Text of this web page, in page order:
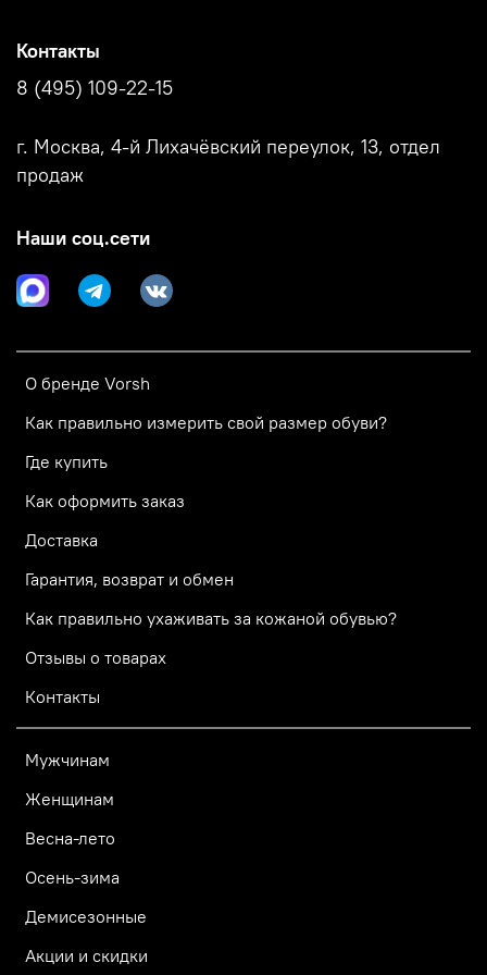
О бренде Vorsh
Как правильно измерить свой размер обуви?
Где купить
Как оформить заказ
Доставка
Гарантия, возврат и обмен
Как правильно ухаживать за кожаной обувью?
Отзывы о товарах
Контакты
Мужчинам
Женщинам
Весна-лето
Осень-зима
Демисезонные
Акции и скидки
Контакты
8 (495) 109-22-15
г. Москва, 4-й Лихачёвский переулок, 13, отдел
продаж
Наши соц.сети